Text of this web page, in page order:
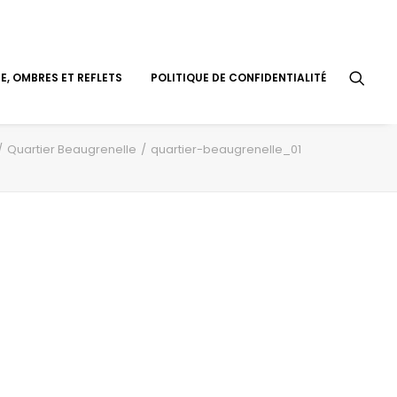
OMBRES ET REFLETS POLITIQUE DE CONFIDENTIALITÉ
Quartier Beaugrenelle quartier-beaugrenelle_01